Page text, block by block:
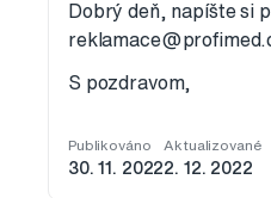
Dobrý deň, napíšte si
S pozdravom,
Publikováno
30. 11. 2022
Aktualizované
2. 12. 2022